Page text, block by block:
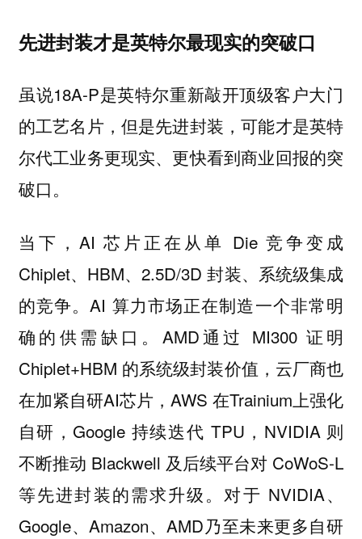
先进封装才是英特尔最现实的突破口
虽说18A-P是英特尔重新敲开顶级客户大门
的工艺名片，但是先进封装，可能才是英特
尔代工业务更现实、更快看到商业回报的突
破口。
当下，AI 芯片正在从单 Die 竞争变成
Chiplet、HBM、2.5D/3D 封装、系统级集成
的竞争。AI 算力市场正在制造一个非常明
确的供需缺口。AMD通过 MI300 证明
Chiplet+HBM 的系统级封装价值，云厂商也
在加紧自研AI芯片，AWS 在Trainium上强化
自研，Google 持续迭代 TPU，NVIDIA 则
不断推动 Blackwell 及后续平台对 CoWoS-L
等先进封装的需求升级。对于 NVIDIA、
Google、Amazon、AMD乃至未来更多自研